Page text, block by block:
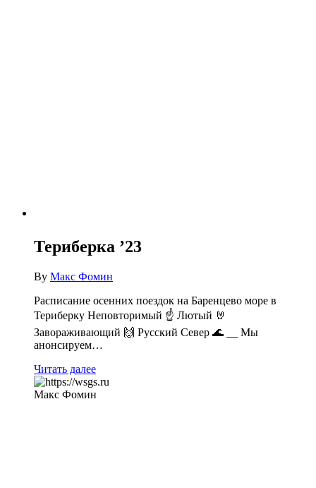
Териберка ’23
By Макс Фомин
Расписание осенних поездок на Баренцево море в
Териберку Неповторимый ☝️ Лютый 🤘
Завораживающий 🙌 Русский Север 🌊 __ Мы
анонсируем…
Читать далее
Макс Фомин